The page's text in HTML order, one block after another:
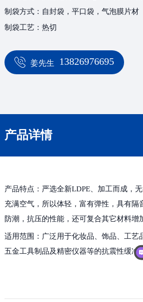
制袋方式：自封袋，平口袋，气泡膜片材
制袋工艺：热切
13826976695
姜先生
产品详情
产品特点：严选全新LDPE、加工而成，
充满空气，所以体轻，富有弹性，具有隔
防潮，抗压的性能，还可复合其它材料增
适用范围：广泛用于化妆品、饰品、工艺
五金工具制品及精密仪器等的抗震性缓冲